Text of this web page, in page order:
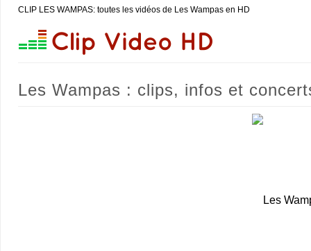
CLIP LES WAMPAS: toutes les vidéos de Les Wampas en HD
Les Wampas : clips, infos et